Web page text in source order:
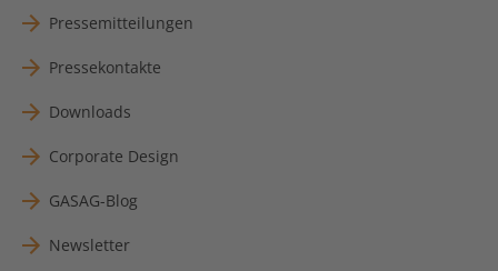
Pressemitteilungen
Pressekontakte
Downloads
Corporate Design
GASAG-Blog
Newsletter